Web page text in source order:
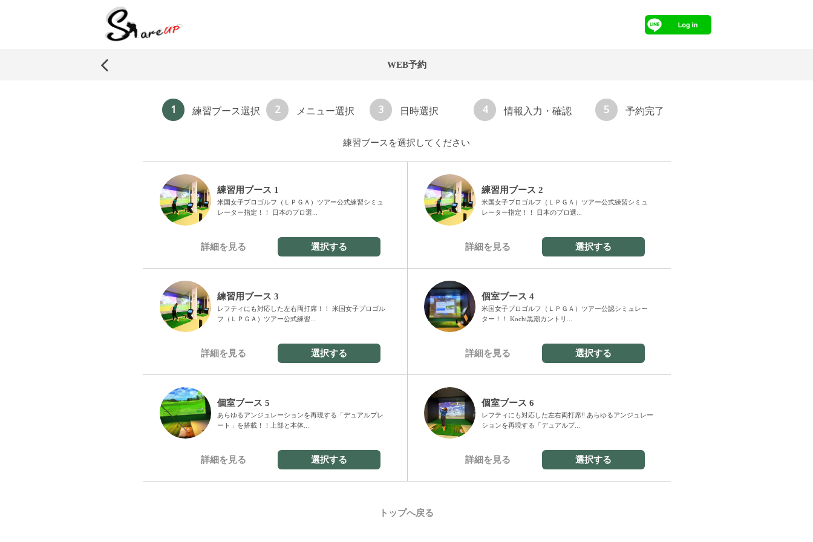
WEB予約
1 練習ブース選択 2 メニュー選択 3 日時選択 4 情報入力・確認 5 予約完了
練習ブースを選択してください
練習用ブース 1
米国女子プロゴルフ（ＬＰＧＡ）ツアー公式練習シミュ
レーター指定！！ 日本のプロ選...
詳細を見る 選択する
練習用ブース 2
米国女子プロゴルフ（ＬＰＧＡ）ツアー公式練習シミュ
レーター指定！！ 日本のプロ選...
詳細を見る 選択する
練習用ブース 3
レフティにも対応した左右両打席！！ 米国女子プロゴル
フ（ＬＰＧＡ）ツアー公式練習...
詳細を見る 選択する
個室ブース 4
米国女子プロゴルフ（ＬＰＧＡ）ツアー公認シミュレー
ター！！ Kochi黒潮カントリ...
詳細を見る 選択する
個室ブース 5
あらゆるアンジュレーションを再現する「デュアルプレ
ート」を搭載！！ ​上部と本体...
詳細を見る 選択する
個室ブース 6
レフティにも対応した左右両打席‼ あらゆるアンジュレー
ションを再現する「デュアルプ...
詳細を見る 選択する
トップへ戻る